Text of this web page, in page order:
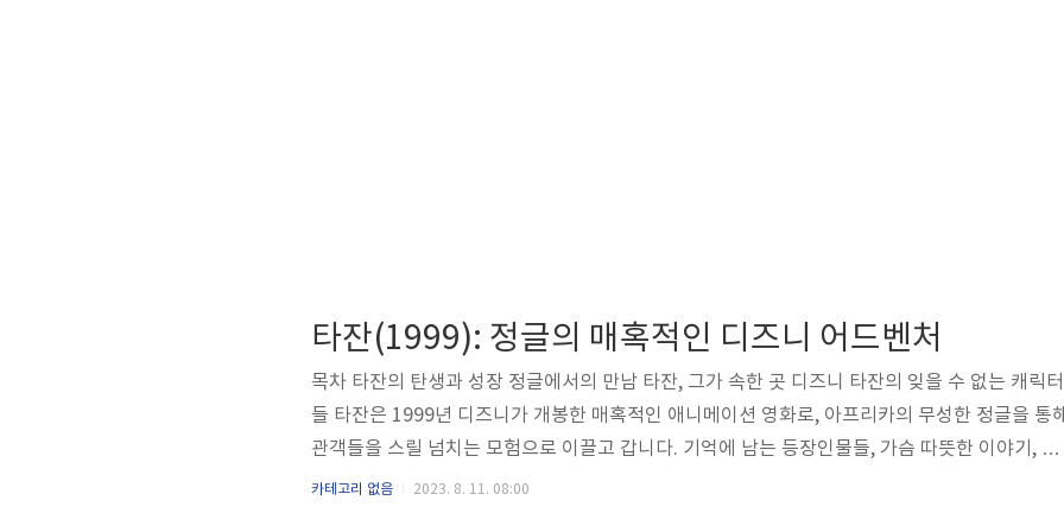
타잔(1999): 정글의 매혹적인 디즈니 어드벤처
목차 타잔의 탄생과 성장 정글에서의 만남 타잔, 그가 속한 곳 디즈니 타잔의 잊을 수 없는 캐릭터
들 타잔은 1999년 디즈니가 개봉한 매혹적인 애니메이션 영화로, 아프리카의 무성한 정글을 통
관객들을 스릴 넘치는 모험으로 이끌고 갑니다. 기억에 남는 등장인물들, 가슴 따뜻한 이야기, 매
혹적인 애니메이션으로 타잔은 사랑받는 명작이 되었습니다. 타잔의 상세한 이야기를 살펴보도
카테고리 없음 2023. 8. 11. 08:00